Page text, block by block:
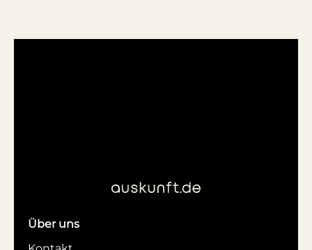
Über uns